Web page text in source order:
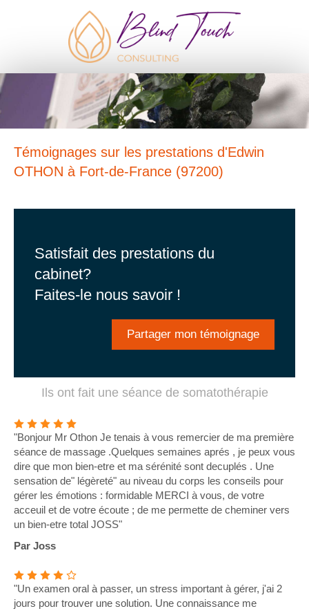
Témoignages sur les prestations d'Edwin
OTHON à Fort-de-France (97200)
Satisfait des prestations du
cabinet?
Faites-le nous savoir !
Partager mon témoignage
Ils ont fait une séance de somatothérapie
"Bonjour Mr Othon Je tenais à vous remercier de ma première
séance de massage .Quelques semaines aprés , je peux vous
dire que mon bien-etre et ma sérénité sont decuplés . Une
sensation de" légèreté" au niveau du corps les conseils pour
gérer les émotions : formidable MERCI à vous, de votre
acceuil et de votre écoute ; de me permette de cheminer vers
un bien-etre total JOSS"
Par Joss
"Un examen oral à passer, un stress important à gérer, j'ai 2
jours pour trouver une solution. Une connaissance me